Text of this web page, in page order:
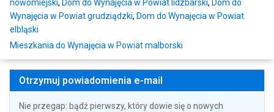
nowomiejski, Dom do Wynajęcia w Powiat lidzbarski, Dom do
Wynajęcia w Powiat grudziądzki, Dom do Wynajęcia w Powiat
elbląski
Mieszkania do Wynajęcia w Powiat malborski
Otrzymuj powiadomienia e-mail
Nie przegap: bądź pierwszy, który dowie się o nowych